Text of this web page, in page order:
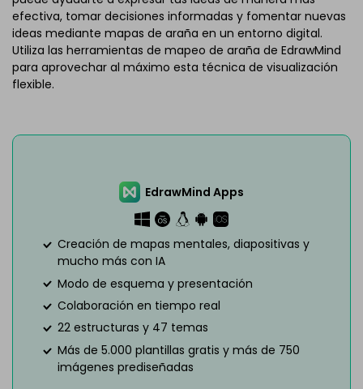
efectiva, tomar decisiones informadas y fomentar nuevas
ideas mediante mapas de araña en un entorno digital.
Utiliza las herramientas de mapeo de araña de EdrawMind
para aprovechar al máximo esta técnica de visualización
flexible.
EdrawMind Apps
Creación de mapas mentales, diapositivas y
mucho más con IA
Modo de esquema y presentación
Colaboración en tiempo real
22 estructuras y 47 temas
Más de 5.000 plantillas gratis y más de 750
imágenes prediseñadas